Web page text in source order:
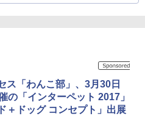
ス「わんこ部」、3月30日
の「インターペット 2017」
＋ドッグ コンセプト」出展